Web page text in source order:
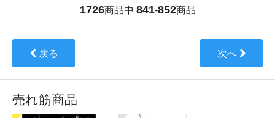
1726商品中 841-852商品
戻る 次へ
売れ筋商品